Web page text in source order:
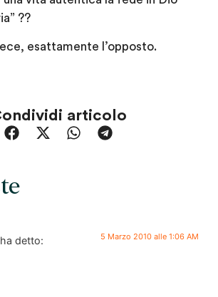
??
esattamente l’opposto.
articolo
ha detto: 5 Marzo 2010 alle 1:06 AM